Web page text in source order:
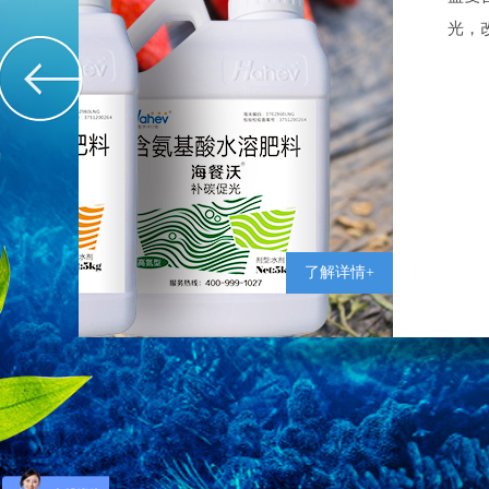
解详情+
能量的营养物质螯酶能量促进作物生长..........了
详情
含氨基酸水溶肥 含氨基酸叶面肥
中微量钙肥 中微量硼肥
中微量锌肥
缓释氮肥
含腐殖酸水溶肥料